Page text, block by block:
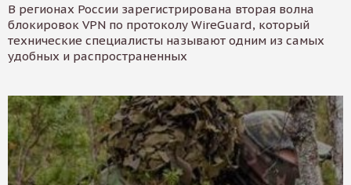
В регионах России зарегистрирована вторая волна
блокировок VPN по протоколу WireGuard, который
технические специалисты называют одним из самых
удобных и распространенных